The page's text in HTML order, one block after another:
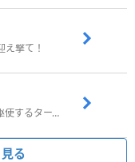
撃て！
武器の『アビリティ』と『戦神』を駆使するターン制コマンドバトルRPG！
る